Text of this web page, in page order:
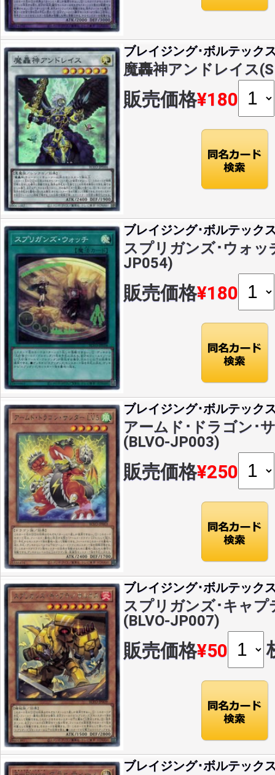
ブレイジング･ボルテック
魔轟神アンドレイス
販売価格¥180
ブレイジング･ボルテック
スプリガンズ･ウォッ
JP054)
販売価格¥180
ブレイジング･ボルテック
アームド･ドラゴン･
(BLVO-JP003)
販売価格¥250
ブレイジング･ボルテック
スプリガンズ･キャプ
(BLVO-JP007)
販売価格¥50
ブレイジング･ボルテック